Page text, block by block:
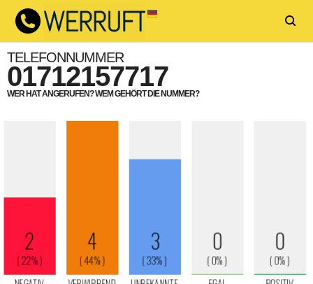
TELEFONNUMMER
01712157717
WER HAT ANGERUFEN? WEM GEHÖRT DIE NUMMER?